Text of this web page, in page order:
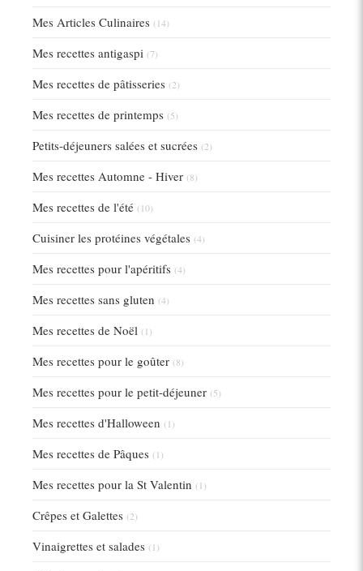
Mes Articles Culinaires (14)
Mes recettes antigaspi (7)
Mes recettes de pâtisseries (2)
Mes recettes de printemps (5)
Petits-déjeuners salées et sucrées (2)
Mes recettes Automne - Hiver (8)
Mes recettes de l'été (10)
Cuisiner les protéines végétales (4)
Mes recettes pour l'apéritifs (4)
Mes recettes sans gluten (4)
Mes recettes de Noël (1)
Mes recettes pour le goûter (8)
Mes recettes pour le petit-déjeuner (5)
Mes recettes d'Halloween (1)
Mes recettes de Pâques (1)
Mes recettes pour la St Valentin (1)
Crêpes et Galettes (2)
Vinaigrettes et salades (1)